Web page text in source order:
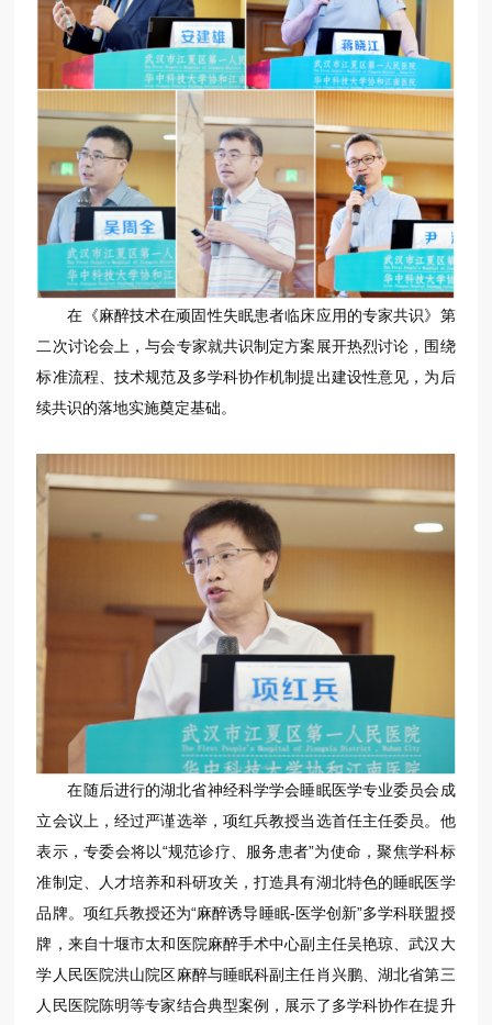
在《麻醉技术在顽固性失眠患者临床应用的专家共识》第
二次讨论会上，与会专家就共识制定方案展开热烈讨论，围绕
标准流程、技术规范及多学科协作机制提出建设性意见，为后
续共识的落地实施奠定基础。
在随后进行的湖北省神经科学学会睡眠医学专业委员会成
立会议上，经过严谨选举，项红兵教授当选首任主任委员。他
表示，专委会将以“规范诊疗、服务患者”为使命，聚焦学科标
准制定、人才培养和科研攻关，打造具有湖北特色的睡眠医学
品牌。项红兵教授还为“麻醉诱导睡眠-医学创新”多学科联盟授
牌，来自十堰市太和医院麻醉手术中心副主任吴艳琼、武汉大
学人民医院洪山院区麻醉与睡眠科副主任肖兴鹏、湖北省第三
人民医院陈明等专家结合典型案例，展示了多学科协作在提升